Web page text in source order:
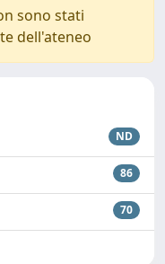
sono stati
dell'ateneo
ND
86
70